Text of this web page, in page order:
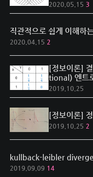
2020.05.15 3
직관적으로 쉽게 이해하
2020.04.15 2
[정보이론]
tional) 엔트
2019.10.25
[정보이론]
2019.10.25 2
kullback-leibler
2019.09.09 14